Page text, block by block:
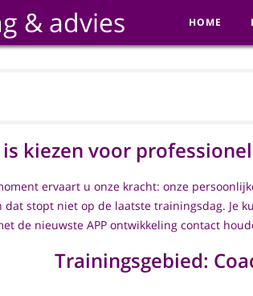
& advies HOME
is kiezen voor
ervaart u onze kracht: onze
stopt niet op de laatste trainingsdag. Je
de nieuwste APP ontwikkeling contact
Trainingsgebied: